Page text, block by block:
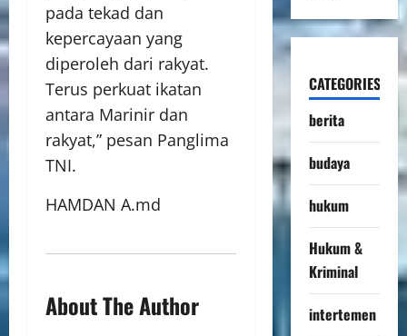
pada tekad dan
kepercayaan yang
diperoleh dari rakyat.
Terus perkuat ikatan
antara Marinir dan
rakyat,” pesan Panglima
TNI.
HAMDAN A.md
About The Author
CATEGORIES
berita
budaya
hukum
Hukum &
Kriminal
intertemen